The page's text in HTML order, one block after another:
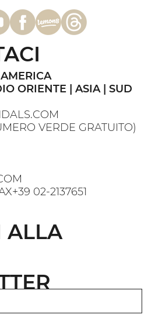
ORIENTE | ASIA | SUD
VERDE GRATUITO)
+39 02-2137651
ALLA